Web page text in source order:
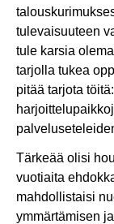
tulevaisuuteen
tule karsia
tarjolla tukea
pitää tarjota
Tärkeää olisi
vuotiaita
mahdollistaisi
ymmärtämisen